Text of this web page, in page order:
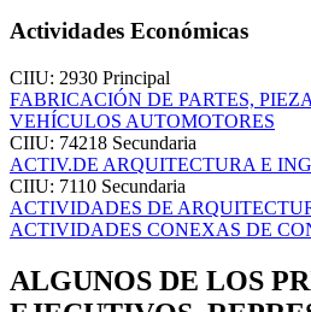
Actividades Económicas
CIIU: 2930 Principal
FABRICACIÓN DE PARTES,
VEHÍCULOS AUTOMOTORES
CIIU: 74218 Secundaria
ACTIV.DE ARQUITECTURA E
CIIU: 7110 Secundaria
ACTIVIDADES DE
ACTIVIDADES CONEXAS DE
ALGUNOS DE LOS